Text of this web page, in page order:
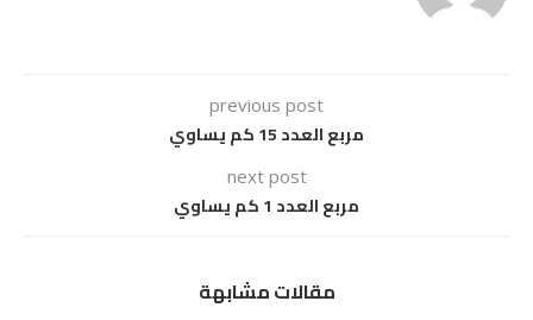
previous post
مربع العدد 15 كم يساوي
next post
مربع العدد 1 كم يساوي
مقالات مشابهة